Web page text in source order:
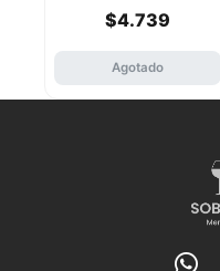
$4.739
Agotado